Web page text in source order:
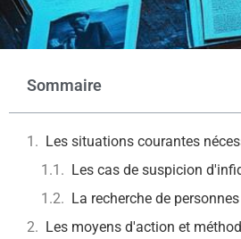
Sommaire
Les situations courantes
Les cas de suspicion
La recherche de
Les moyens d'action et